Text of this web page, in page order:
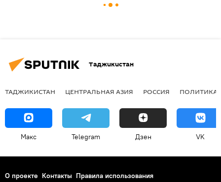
Таджикистан
ТАДЖИКИСТАН ЦЕНТРАЛЬНАЯ АЗИЯ РОССИЯ ПОЛИТИКА
Макс Telegram Дзен VK
О проекте Контакты Правила использования